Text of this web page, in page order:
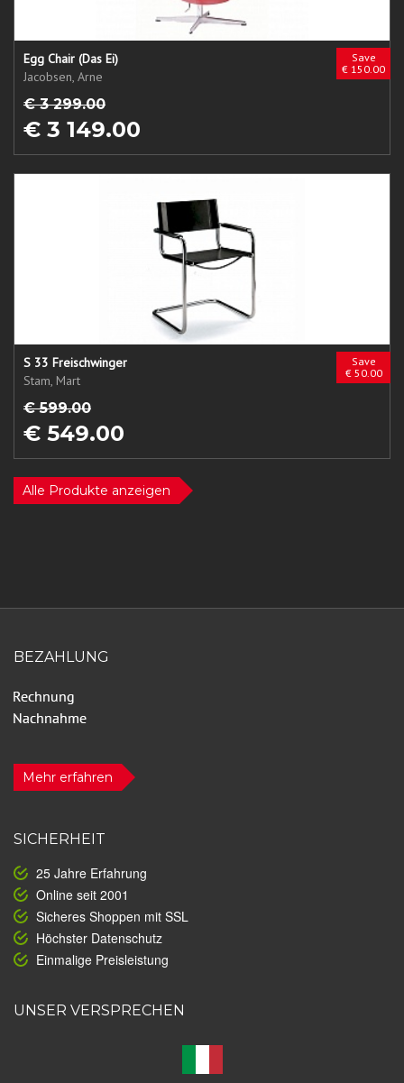
Save
€ 150.00
Egg Chair (Das Ei)
Jacobsen, Arne
€ 3 299.00
€ 3 149.00
Save
€ 50.00
S 33 Freischwinger
Stam, Mart
€ 599.00
€ 549.00
Alle Produkte anzeigen
BEZAHLUNG
Mehr erfahren
SICHERHEIT
25 Jahre Erfahrung
Online seit 2001
Sicheres Shoppen mit SSL
Höchster Datenschutz
Einmalige Preisleistung
UNSER VERSPRECHEN